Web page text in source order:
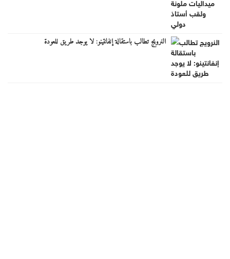
النرويج تطالب باستقالة إنفانتينو: لا يوجد طريق للعودة